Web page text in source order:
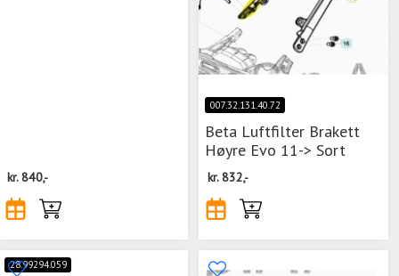
kr.840,-
007.32.131.40.72
Beta Luftfilter Brakett
Høyre Evo 11-> Sort
kr.832,-
28.99294.059